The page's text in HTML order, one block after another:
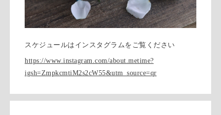
スケジュールはインスタグラムをご覧ください
https://www.instagram.com/about.metime?
igsh=ZmpkcmtiM2s2cW55&utm_source=qr